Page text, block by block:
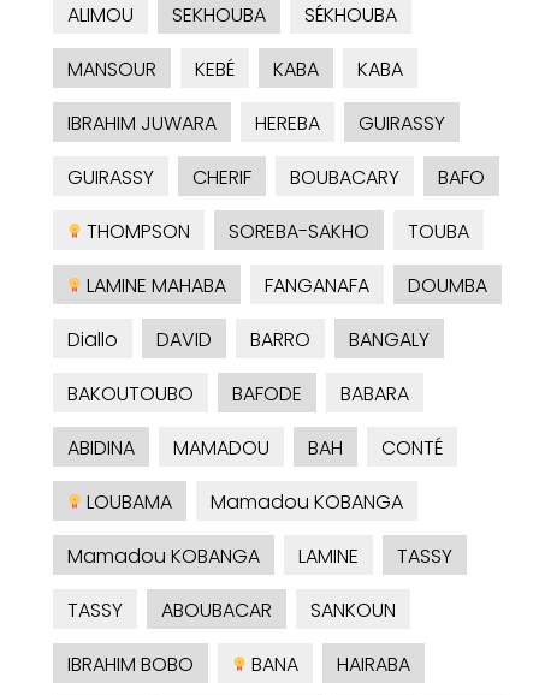
ALIMOU
SEKHOUBA
SÉKHOUBA
MANSOUR
KEBÉ KABA
KABA
IBRAHIM JUWARA
HEREBA
GUIRASSY
GUIRASSY
CHERIF BOUBACARY
BAFO
THOMPSON
SOREBA-SAKHO
TOUBA
LAMINE MAHABA
FANGANAFA
DOUMBA
Diallo
DAVID BARRO
BANGALY
BAKOUTOUBO
BAFODE
BABARA
ABIDINA
MAMADOU BAH
CONTÉ
LOUBAMA
Mamadou KOBANGA
Mamadou KOBANGA
LAMINE
TASSY
TASSY
ABOUBACAR
SANKOUN
IBRAHIM BOBO
BANA
HAIRABA